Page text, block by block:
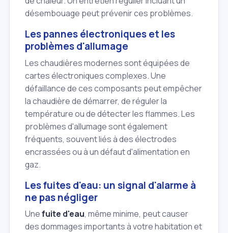
désembouage peut prévenir ces problèmes.
Les pannes électroniques et les
problèmes d'allumage
Les chaudières modernes sont équipées de
cartes électroniques complexes. Une
défaillance de ces composants peut empêcher
la chaudière de démarrer, de réguler la
température ou de détecter les flammes. Les
problèmes d'allumage sont également
fréquents, souvent liés à des électrodes
encrassées ou à un défaut d'alimentation en
gaz.
Les fuites d'eau: un signal d'alarme à
ne pas négliger
Unefuite d'eau, même minime, peut causer
des dommages importants à votre habitation et